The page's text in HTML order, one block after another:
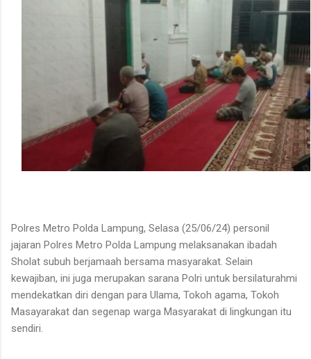
Polres Metro Polda Lampung, Selasa (25/06/24) personil
jajaran Polres Metro Polda Lampung melaksanakan ibadah
Sholat subuh berjamaah bersama masyarakat. Selain
kewajiban, ini juga merupakan sarana Polri untuk bersilaturahmi
mendekatkan diri dengan para Ulama, Tokoh agama, Tokoh
Masayarakat dan segenap warga Masyarakat di lingkungan itu
sendiri.